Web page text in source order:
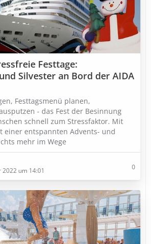
Festtage:
Silvester an Bord der AIDA
Festtagsmenü planen,
- das Fest der Besinnung
schnell zum Stressfaktor. Mit
einer entspannten Advents- und
mehr im Wege
um 14:01
0